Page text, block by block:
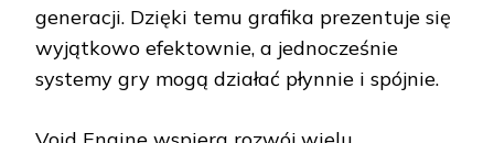
generacji. Dzięki temu grafika prezentuje się
wyjątkowo efektownie, a jednocześnie
systemy gry mogą działać płynnie i spójnie.